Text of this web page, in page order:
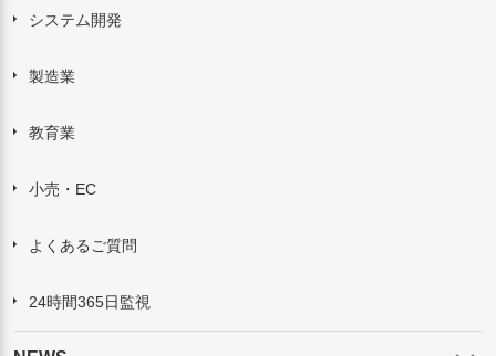
システム開発
製造業
教育業
小売・EC
よくあるご質問
24時間365日監視